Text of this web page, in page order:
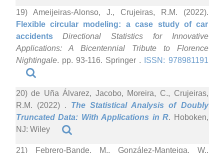
19) Ameijeiras-Alonso, J., Crujeiras, R.M. (2022).
Flexible circular modeling: a case study of car
accidentsDirectional Statistics for Innovative
Applications: A Bicentennial Tribute to Florence
Nightingale. pp. 93-116. Springer . ISSN: 978981191
20) de Uña Álvarez, Jacobo, Moreira, C., Crujeiras,
R.M. (2022) . The Statistical Analysis of Doubly
Truncated Data: With Applications in R. Hoboken,
NJ: Wiley
21) Febrero-Bande, M., González-Manteiga, W.,